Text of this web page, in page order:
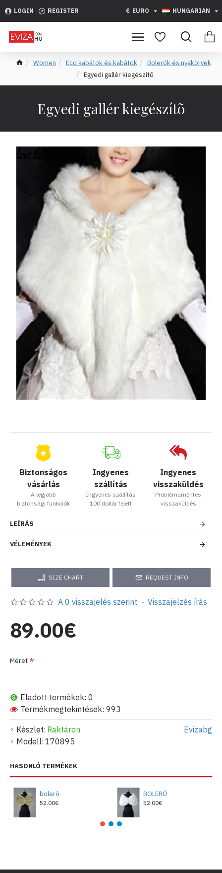
LOGIN REGISTER € EURO HUNGARIAN
Women Eco kabátok és kabátok
Bolerók és nyakörvek
Egyedi gallér kiegészítõ
Egyedi gallér kiegészítõ
Biztonságos
vásárlás
A legjobb
biztonsági funkciók
Ingyenes
szállítás
Ingyenes szállítás
100 dollár felett
Ingyenes
visszaküldés
Problémamentes
visszaküldés
LEÍRÁS
VÉLEMÉNYEK
SIZE CHART REQUEST INFO
Készlet: Raktáron
Modell: 170895
Evizabg
Eladott termékek: 0
Termékmegtekintések: 993
A 0 visszajelés szerint. - Visszajelzés írás
89.00€
Méret
HASONLÓ TERMÉKEK
boleró
52.00€
BOLERÓ
52.00€